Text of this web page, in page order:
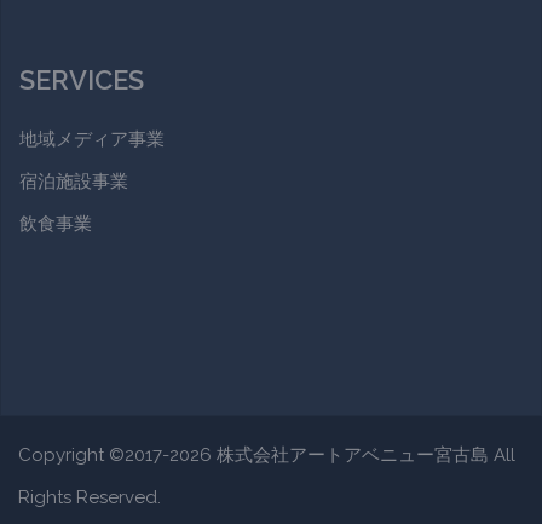
SERVICES
地域メディア事業
宿泊施設事業
飲食事業
Copyright ©2017-2026 株式会社アートアベニュー宮古島 All
Rights Reserved.